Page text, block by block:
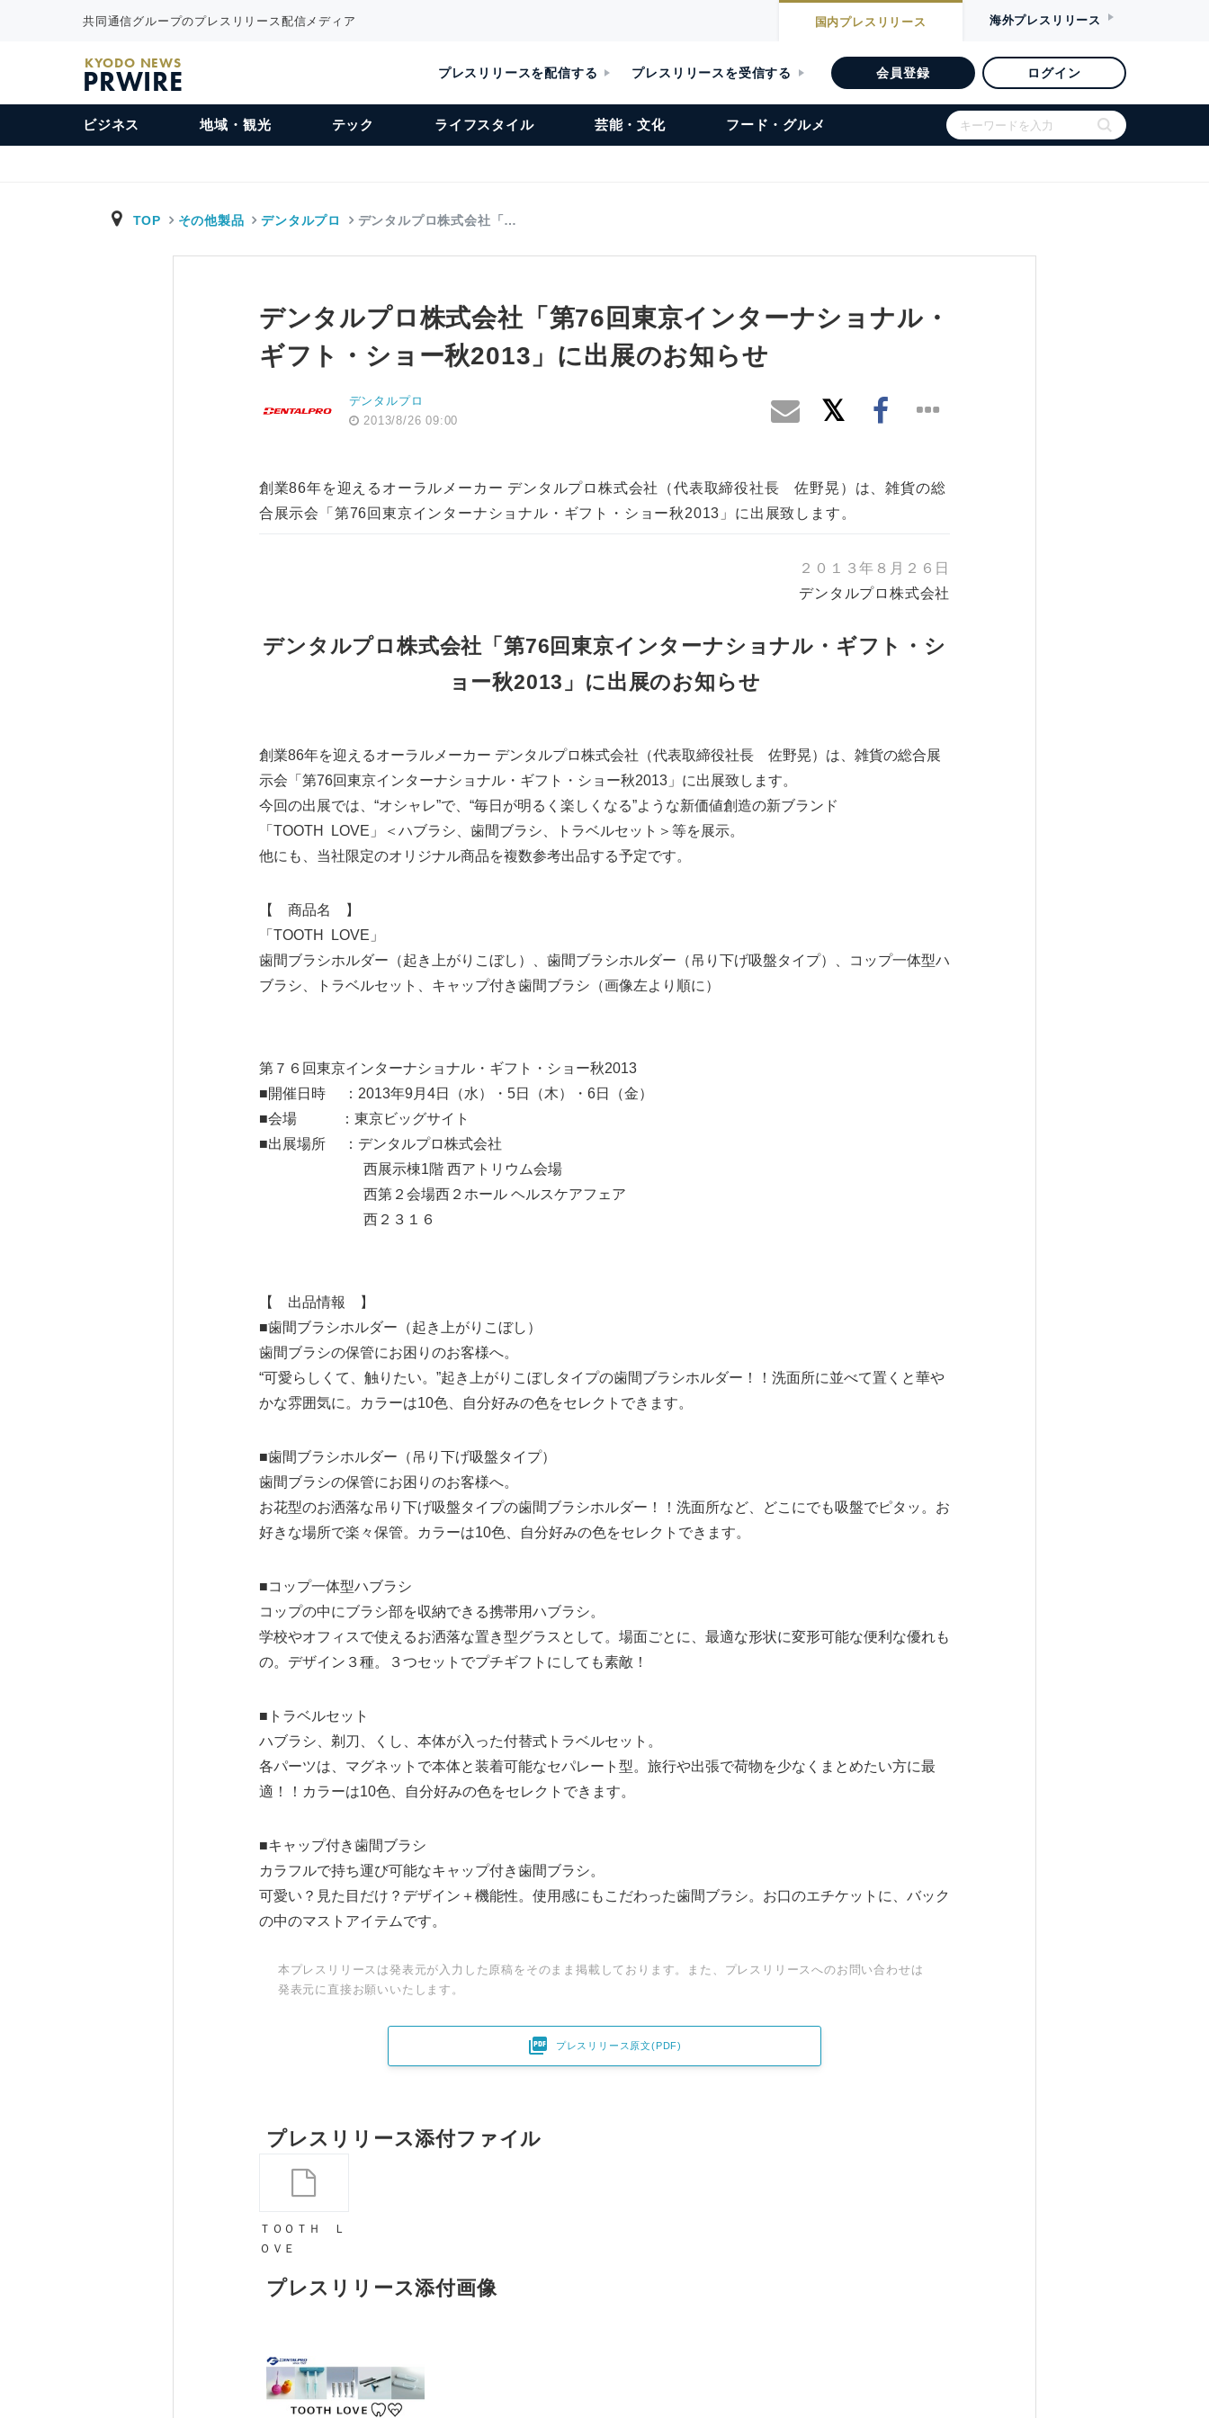
共同通信グループのプレスリリース配信メディア 国内プレスリリース 海外プレスリリース
KYODO NEWS
PRWIRE プレスリリースを配信する プレスリリースを受信する 会員登録 ログイン
ビジネス 地域・観光 テック ライフスタイル 芸能・文化 フード・グルメ
TOP その他製品 デンタルプロ デンタルプロ株式会社「…
デンタルプロ株式会社「第76回東京インターナショナル・
ギフト・ショー秋2013」に出展のお知らせ
デンタルプロ
2013/8/26 09:00
創業86年を迎えるオーラルメーカー デンタルプロ株式会社（代表取締役社長 佐野晃）は、雑貨の総
合展示会「第76回東京インターナショナル・ギフト・ショー秋2013」に出展致します。
２０１３年８月２６日
デンタルプロ株式会社
デンタルプロ株式会社「第76回東京インターナショナル・ギフト・シ
ョー秋2013」に出展のお知らせ
創業86年を迎えるオーラルメーカー デンタルプロ株式会社（代表取締役社長 佐野晃）は、雑貨の総合展
示会「第76回東京インターナショナル・ギフト・ショー秋2013」に出展致します。
今回の出展では、“オシャレ”で、“毎日が明るく楽しくなる”ような新価値創造の新ブランド
「TOOTH LOVE」＜ハブラシ、歯間ブラシ、トラベルセット＞等を展示。
他にも、当社限定のオリジナル商品を複数参考出品する予定です。
【 商品名 】
「TOOTH LOVE」
歯間ブラシホルダー（起き上がりこぼし）、歯間ブラシホルダー（吊り下げ吸盤タイプ）、コップ一体型ハ
ブラシ、トラベルセット、キャップ付き歯間ブラシ（画像左より順に）
第７６回東京インターナショナル・ギフト・ショー秋2013
■開催日時 ：2013年9月4日（水）・5日（木）・6日（金）
■会場 ：東京ビッグサイト
■出展場所 ：デンタルプロ株式会社
西展示棟1階 西アトリウム会場
西第２会場西２ホール ヘルスケアフェア
西２３１６
【 出品情報 】
■歯間ブラシホルダー（起き上がりこぼし）
歯間ブラシの保管にお困りのお客様へ。
“可愛らしくて、触りたい。”起き上がりこぼしタイプの歯間ブラシホルダー！！洗面所に並べて置くと華や
かな雰囲気に。カラーは10色、自分好みの色をセレクトできます。
■歯間ブラシホルダー（吊り下げ吸盤タイプ）
歯間ブラシの保管にお困りのお客様へ。
お花型のお洒落な吊り下げ吸盤タイプの歯間ブラシホルダー！！洗面所など、どこにでも吸盤でピタッ。お
好きな場所で楽々保管。カラーは10色、自分好みの色をセレクトできます。
■コップ一体型ハブラシ
コップの中にブラシ部を収納できる携帯用ハブラシ。
学校やオフィスで使えるお洒落な置き型グラスとして。場面ごとに、最適な形状に変形可能な便利な優れも
の。デザイン３種。３つセットでプチギフトにしても素敵！
■トラベルセット
ハブラシ、剃刀、くし、本体が入った付替式トラベルセット。
各パーツは、マグネットで本体と装着可能なセパレート型。旅行や出張で荷物を少なくまとめたい方に最
適！！カラーは10色、自分好みの色をセレクトできます。
■キャップ付き歯間ブラシ
カラフルで持ち運び可能なキャップ付き歯間ブラシ。
可愛い？見た目だけ？デザイン＋機能性。使用感にもこだわった歯間ブラシ。お口のエチケットに、バック
の中のマストアイテムです。
本プレスリリースは発表元が入力した原稿をそのまま掲載しております。また、プレスリリースへのお問い合わせは
発表元に直接お願いいたします。
 プレスリリース原文(PDF)
プレスリリース添付ファイル
ＴＯＯＴＨ Ｌ
ＯＶＥ
プレスリリース添付画像
Japanese